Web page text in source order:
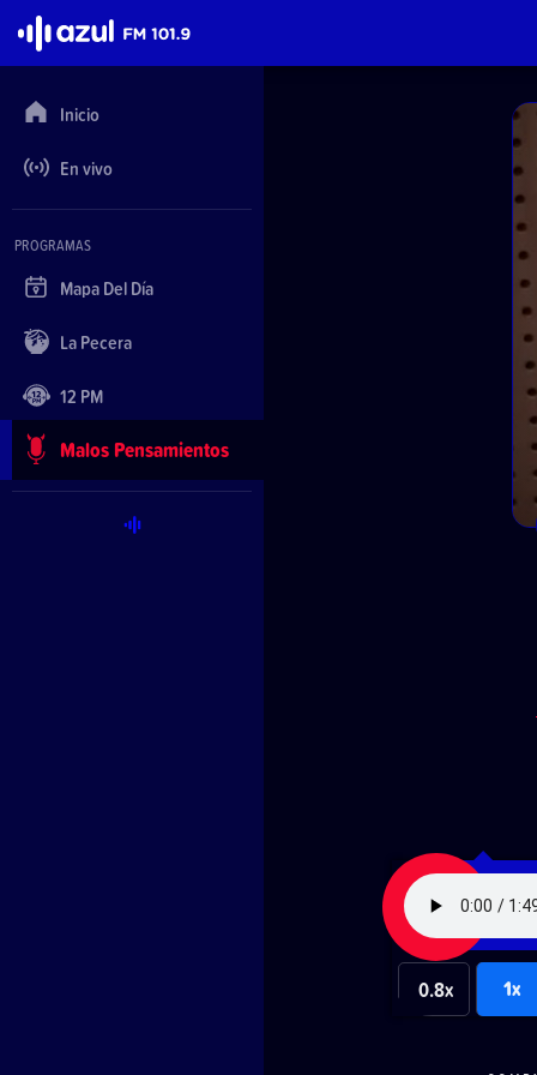
Azul FM 101.9
Inicio
En vivo
PROGRAMAS
Mapa Del Día
La Pecera
12 PM
Malos Pensamientos
0.8x 1x